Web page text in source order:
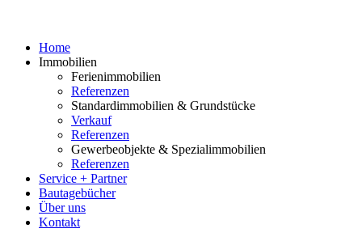
Home
Immobilien
Ferienimmobilien
Referenzen
Standardimmobilien & Grundstücke
Verkauf
Referenzen
Gewerbeobjekte & Spezialimmobilien
Referenzen
Service + Partner
Bautagebücher
Über uns
Kontakt